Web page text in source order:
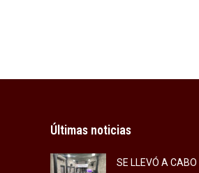
Últimas noticias
SE LLEVÓ A